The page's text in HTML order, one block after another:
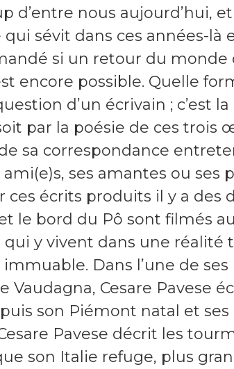
d’entre nous aujourd’hui,
sévit dans ces années-là
si un retour du monde
encore possible. Quelle
d’un écrivain ; c’est
par la poésie de ces trois
sa correspondance
ami(e)s, ses amantes ou
ces écrits produits il y a des
le bord du Pô sont filmés
y vivent dans une réalité
immuable. Dans l’une de
Vaudagna, Cesare Pavese
son Piémont natal et
Pavese décrit les
son Italie refuge, plus